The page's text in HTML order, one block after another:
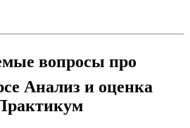
вопросы про
Анализ и оценка